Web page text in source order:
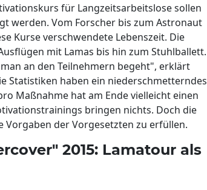
für Langzeitsarbeitslose sollen
werden. Vom Forscher bis zum Astronaut
Kurse verschwendete Lebenszeit. Die
mit Lamas bis hin zum Stuhlballett.
an den Teilnehmern begeht", erklärt
Statistiken haben ein niederschmetterndes
Maßnahme hat am Ende vielleicht einen
bringen nichts. Doch die
der Vorgesetzten zu erfüllen.
2015: Lamatour als